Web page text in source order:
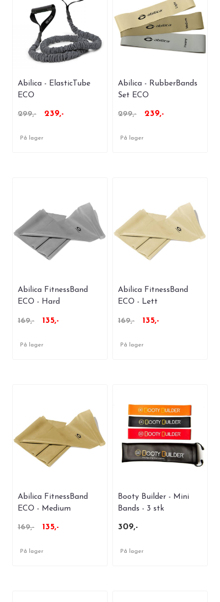
Abilica - ElasticTube
ECO
299,- 239,-
På lager
Abilica - RubberBands
Set ECO
299,- 239,-
På lager
Abilica FitnessBand
ECO - Hard
169,- 135,-
På lager
Abilica FitnessBand
ECO - Lett
169,- 135,-
På lager
Abilica FitnessBand
ECO - Medium
169,- 135,-
På lager
Booty Builder - Mini
Bands - 3 stk
309,-
På lager